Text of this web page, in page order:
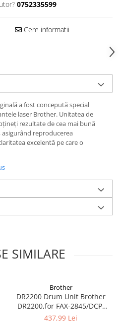
0752335599
Cere informatii
a fost concepută special
laser Brother. Unitatea de
rezultate de cea mai bună
reproducerea
excelentă pe care o
SIMILARE
Brother
DR2200 Drum Unit Brother
DR2200,for FAX-2845/DCP-
7060D/DCP-7065DN/DCP-
437,99 Lei